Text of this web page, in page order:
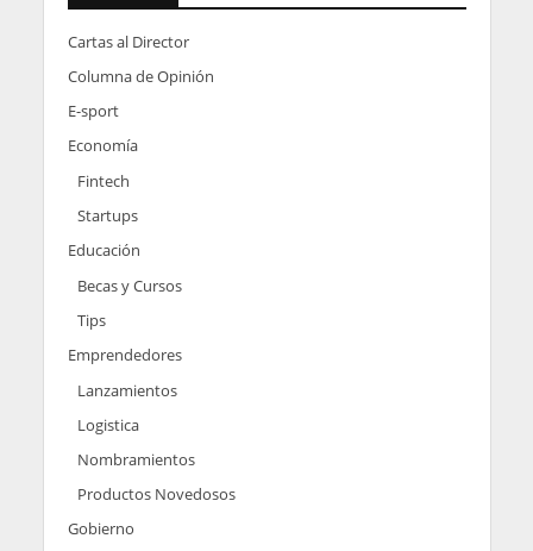
Cartas al Director
Columna de Opinión
E-sport
Economía
Fintech
Startups
Educación
Becas y Cursos
Tips
Emprendedores
Lanzamientos
Logistica
Nombramientos
Productos Novedosos
Gobierno